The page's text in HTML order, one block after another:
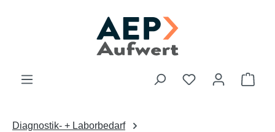
Du hast 0
Diagnostik- + Laborbedarf